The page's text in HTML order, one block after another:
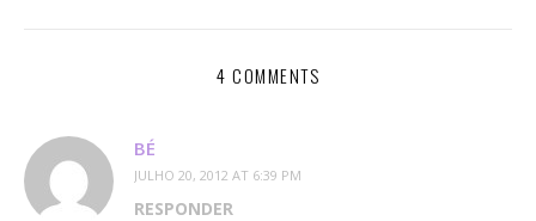
4 COMMENTS
BÉ
JULHO 20, 2012 AT 6:39 PM
RESPONDER